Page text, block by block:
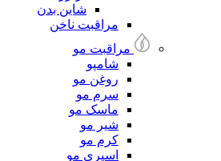
شاین بدن
مراقبت ناخن
مراقبت مو
شامپو
روغن مو
سرم مو
ماسک مو
شیر مو
کرم مو
اسپری مو